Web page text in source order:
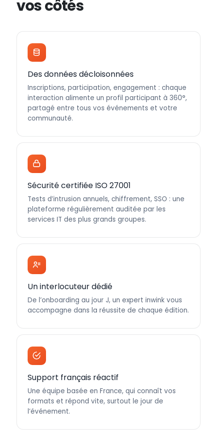
vos côtés
Des données décloisonnées
Inscriptions, participation, engagement : chaque
interaction alimente un profil participant à 360°,
partagé entre tous vos événements et votre
communauté.
Sécurité certifiée ISO 27001
Tests d’intrusion annuels, chiffrement, SSO : une
plateforme régulièrement auditée par les
services IT des plus grands groupes.
Un interlocuteur dédié
De l’onboarding au jour J, un expert inwink vous
accompagne dans la réussite de chaque édition.
Support français réactif
Une équipe basée en France, qui connaît vos
formats et répond vite, surtout le jour de
l’événement.